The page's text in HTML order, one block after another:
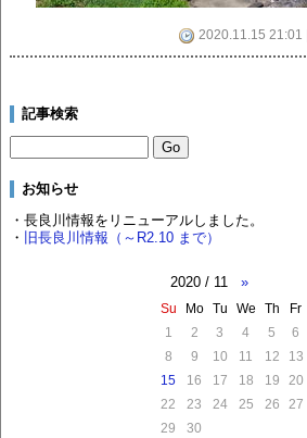
2020.11.15 21:01 |
記事検索
お知らせ
・長良川情報をリニューアルしました。
・
旧長良川情報（～R2.10 まで）
2020 / 11 »
Su Mo Tu We Th Fr
1
2 3 4 5 6
8
9 10 11 12 13
15
16 17 18 19 20
22
23 24 25 26 27
29
30